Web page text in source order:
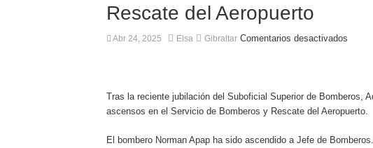
Rescate del Aeropuerto
Abr 24, 2025 Elsa Gibraltar Comentarios desactivados
Tras la reciente jubilación del Suboficial Superior de Bomberos,
ascensos en el Servicio de Bomberos y Rescate del Aeropuerto.
El bombero Norman Apap ha sido ascendido a Jefe de